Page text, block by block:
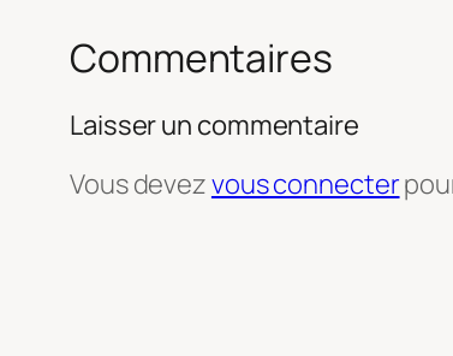
Commentaires
Laisser un commentaire
Vous devezvous connecter